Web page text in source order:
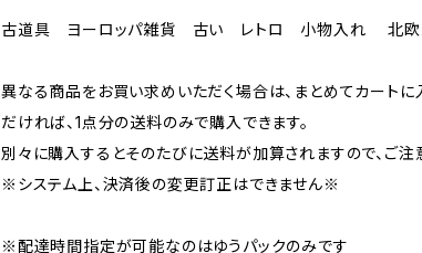
古道具 ヨーロッパ雑貨 古い レトロ 小物入れ 北
異なる商品をお買い求めいただく場合は、まとめてカート
だければ、1点分の送料のみで購入できます。
別々に購入するとそのたびに送料が加算されますので、ご注
※システム上、決済後の変更訂正はできません※
※配達時間指定が可能なのはゆうパックのみです